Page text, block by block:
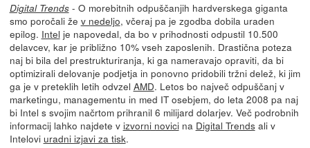
Digital Trends- O morebitnih odpuščanjih hardverskega giganta
smo poročali že v nedeljo, včeraj pa je zgodba dobila uraden
epilog. Intel je napovedal, da bo v prihodnosti odpustil 10.500
delavcev, kar je približno 10% vseh zaposlenih. Drastična poteza
naj bi bila del prestrukturiranja, ki ga nameravajo opraviti, da bi
optimizirali delovanje podjetja in ponovno pridobili tržni delež, ki jim
ga je v preteklih letih odvzel AMD. Letos bo največ odpuščanj v
marketingu, managementu in med IT osebjem, do leta 2008 pa naj
bi Intel s svojim načrtom prihranil 6 milijard dolarjev. Več podrobnih
informacij lahko najdete v izvorni novicina Digital Trendsali v
Intelovi uradni izjavi za tisk.